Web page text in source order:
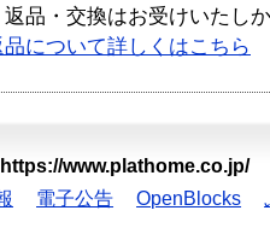
返品・交換はお受けいたし
品について詳しくはこちら
https://www.plathome.co.jp/
電子公告 OpenBlocks